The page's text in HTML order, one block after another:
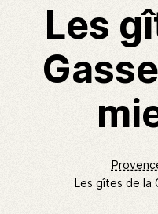
Les
Les gîtes de la